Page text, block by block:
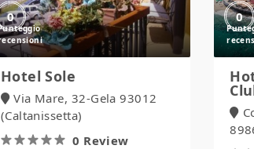
0
Hotel Sole
Via Mare, 32-Gela 93012
(Caltanissetta)
0 Review
0